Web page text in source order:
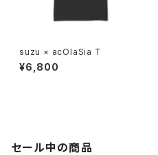
suzu × acOlaSia T
¥6,800
セール中の商品